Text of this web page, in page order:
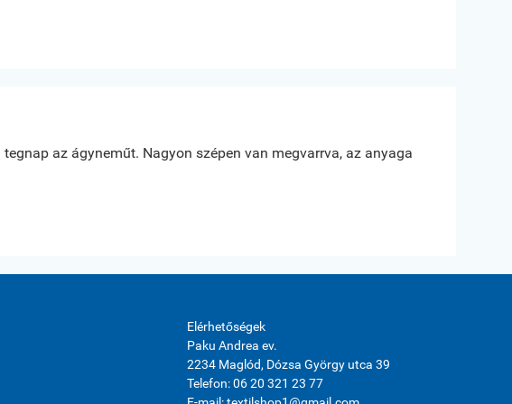
az ágyneműt. Nagyon szépen van megvarrva, az anyaga
Elérhetőségek
Paku Andrea ev.
2234 Maglód, Dózsa György utca 39
Telefon: 06 20 321 23 77